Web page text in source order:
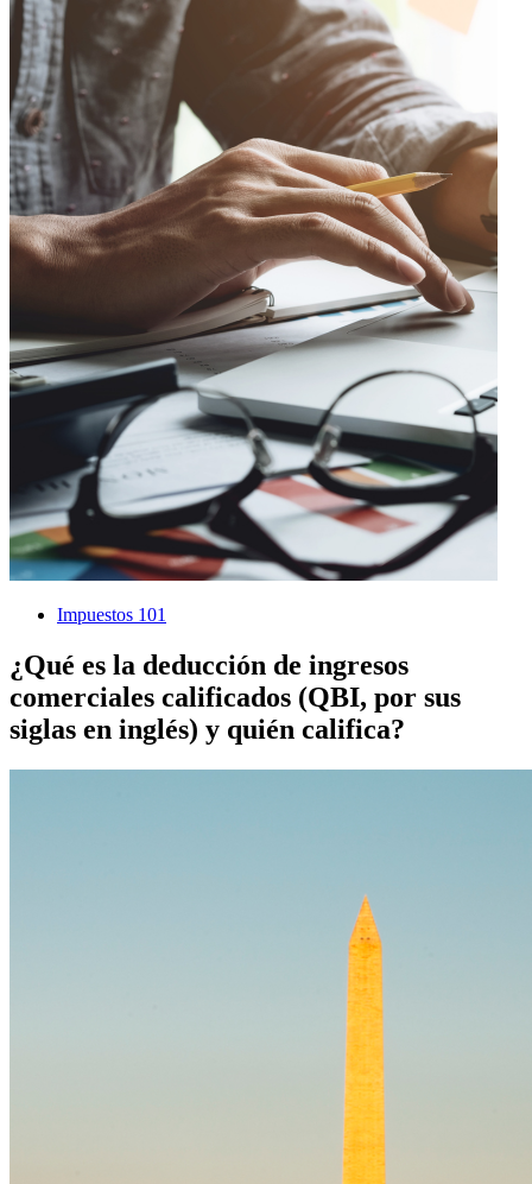
Impuestos 101
¿Qué es la deducción de ingresos
comerciales calificados (QBI, por sus
siglas en inglés) y quién califica?